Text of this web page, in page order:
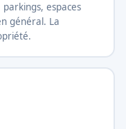
espaces
général. La